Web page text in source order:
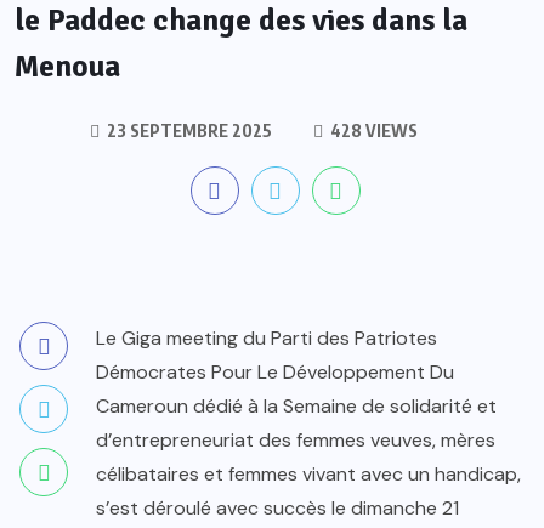
le Paddec change des vies dans la
Menoua
23 SEPTEMBRE 2025 428 VIEWS
Le Giga meeting du Parti des Patriotes
Démocrates Pour Le Développement Du
Cameroun dédié à la Semaine de solidarité et
d’entrepreneuriat des femmes veuves, mères
célibataires et femmes vivant avec un handicap,
s’est déroulé avec succès le dimanche 21